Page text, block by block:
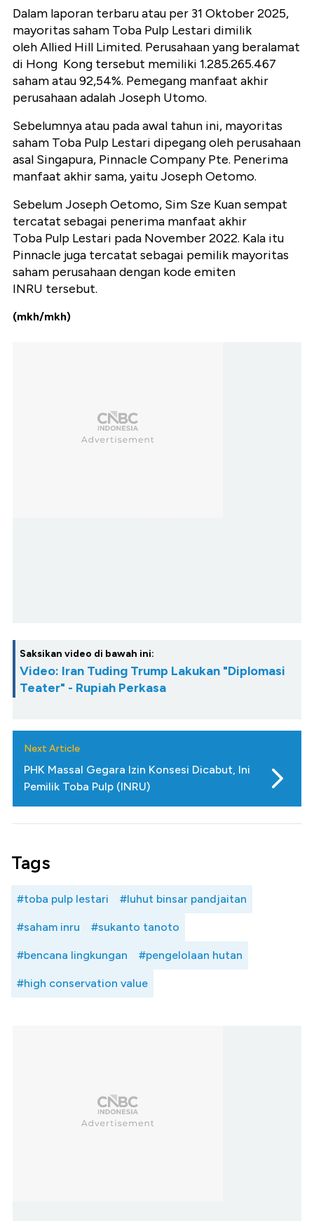
Dalam laporan terbaru atau per 31 Oktober 2025,
mayoritas saham Toba Pulp Lestari dimilik
oleh Allied Hill Limited. Perusahaan yang beralamat
di Hong Kong tersebut memiliki 1.285.265.467
saham atau 92,54%. Pemegang manfaat akhir
perusahaan adalah Joseph Utomo.
Sebelumnya atau pada awal tahun ini, mayoritas
saham Toba Pulp Lestari dipegang oleh perusahaan
asal Singapura, Pinnacle Company Pte. Penerima
manfaat akhir sama, yaitu Joseph Oetomo.
Sebelum Joseph Oetomo, Sim Sze Kuan sempat
tercatat sebagai penerima manfaat akhir
Toba Pulp Lestari pada November 2022. Kala itu
Pinnacle juga tercatat sebagai pemilik mayoritas
saham perusahaan dengan kode emiten
INRU tersebut.
(mkh/mkh)
Saksikan video di bawah ini:
Video: Iran Tuding Trump Lakukan "Diplomasi
Teater" - Rupiah Perkasa
Next Article
PHK Massal Gegara Izin Konsesi Dicabut, Ini
Pemilik Toba Pulp (INRU)
Tags
#toba pulp lestari #luhut binsar pandjaitan
#saham inru #sukanto tanoto
#bencana lingkungan #pengelolaan hutan
#high conservation value